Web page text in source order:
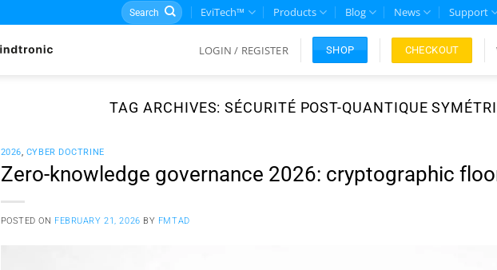
Search
for:
EviTech™ Products Blog News Support
LOGIN / REGISTER SHOP CHECKOUT
TAG ARCHIVES:SÉCURITÉ POST-QUANTIQUE
2026, CYBER DOCTRINE
Zero-knowledge governance 2026: cryptographic
POSTED ON FEBRUARY 21, 2026 BY FMTAD